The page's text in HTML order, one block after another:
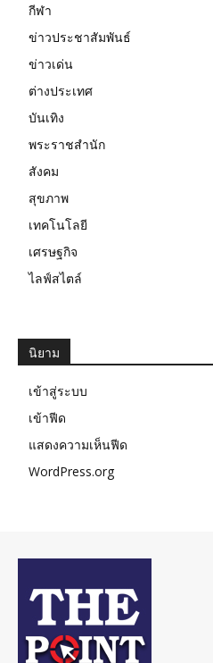
กีฬา
ข่าวประชาสัมพันธ์
ข่าวเด่น
ต่างประเทศ
บันเทิง
พระราชสำนัก
สังคม
สุขภาพ
เทคโนโลยี
เศรษฐกิจ
ไลฟ์สไตล์
นิยาม
เข้าสู่ระบบ
เข้าฟีด
แสดงความเห็นฟีด
WordPress.org